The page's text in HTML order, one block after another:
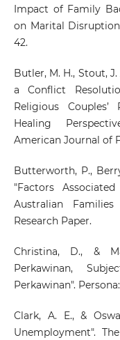
Impact of Family
on Marital
42.
Butler, M. H., Stout,
a Conflict
Religious
Healing
American Journal of
Butterworth, P.,
"Factors
Australian
Research Paper.
Christina, D., &
Perkawinan,
Perkawinan".
Clark, A. E., &
Unemployment".